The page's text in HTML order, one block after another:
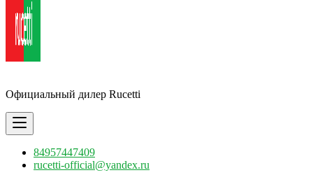
Официальный дилер Rucetti
84957447409
rucetti-official@yandex.ru